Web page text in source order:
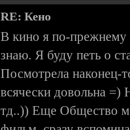
RE: Кено
В кино я по-
знаю. Я буду петь о
Посмотрела
всячески довольна =)
тд..)) Еще Общество